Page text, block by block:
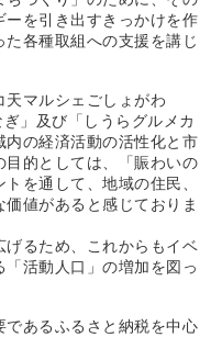
を引き出すきっかけを作
各種取組への支援を講じ
マルシェごしょがわ
」及び「しうらグルメカ
の経済活動の活性化と市
的としては、「賑わいの
を通して、地域の住民、
値があると感じておりま
るため、これからもイベ
活動人口」の増加を図っ
あるふるさと納税を中心